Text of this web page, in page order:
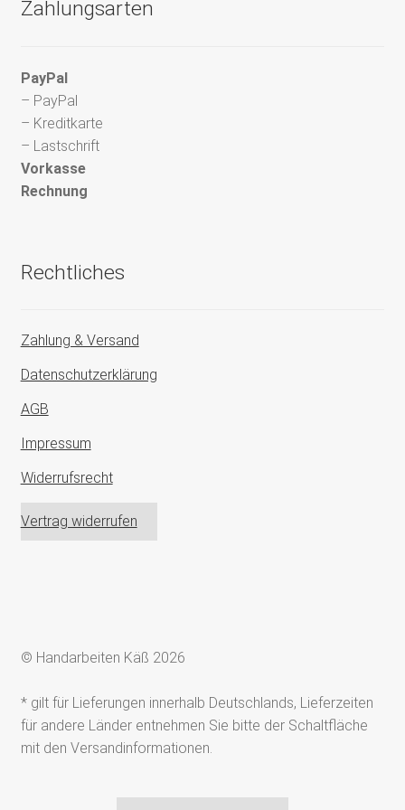
Zahlungsarten
PayPal
– PayPal
– Kreditkarte
– Lastschrift
Vorkasse
Rechnung
Rechtliches
Zahlung & Versand
Datenschutzerklärung
AGB
Impressum
Widerrufsrecht
Vertrag widerrufen
© Handarbeiten Käß 2026
* gilt für Lieferungen innerhalb Deutschlands, Lieferzeiten
für andere Länder entnehmen Sie bitte der Schaltfläche
mit den Versandinformationen.